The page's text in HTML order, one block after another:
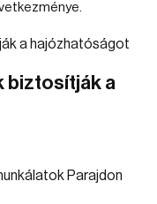
biztosítják a